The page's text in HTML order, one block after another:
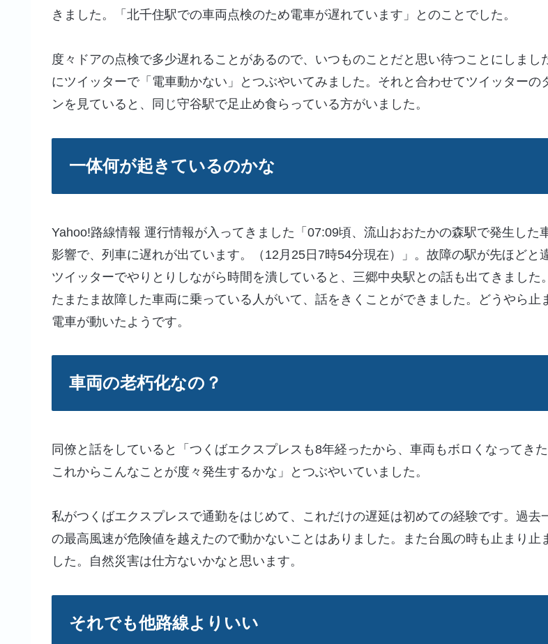
きました。「北千住駅での車両点検のため電車が遅れています」とのことでした。
度々ドアの点検で多少遅れることがあるので、いつものことだと思い待つことにしまし
にツイッターで「電車動かない」とつぶやいてみました。それと合わせてツイッターの
ンを見ていると、同じ守谷駅で足止め食らっている方がいました。
一体何が起きているのかな
Yahoo!路線情報 運行情報が入ってきました「07:09頃、流山おおたかの森駅で発生した
影響で、列車に遅れが出ています。（12月25日7時54分現在）」。故障の駅が先ほどと
ツイッターでやりとりしながら時間を潰していると、三郷中央駅との話も出てきました。
たまたま故障した車両に乗っている人がいて、話をきくことができました。どうやら止
電車が動いたようです。
車両の老朽化なの？
同僚と話をしていると「つくばエクスプレスも8年経ったから、車両もボロくなってきた
これからこんなことが度々発生するかな」とつぶやいていました。
私がつくばエクスプレスで通勤をはじめて、これだけの遅延は初めての経験です。過去
の最高風速が危険値を越えたので動かないことはありました。また台風の時も止まり止
した。自然災害は仕方ないかなと思います。
それでも他路線よりいい